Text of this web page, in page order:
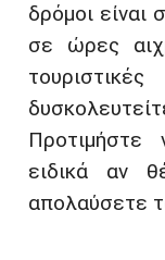
δρόμοι είναι
σε ώρες
Προτιμήστε
ειδικά αν
απολαύσετε